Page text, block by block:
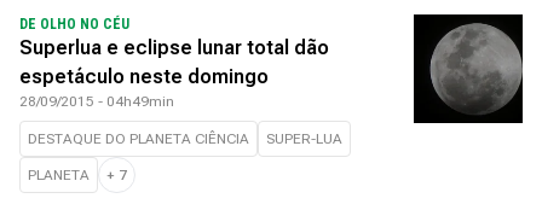
DE OLHO NO CÉU
Superlua e eclipse lunar total dão
espetáculo neste domingo
28/09/2015 - 04h49min
DESTAQUE DO PLANETA CIÊNCIA SUPER-LUA
PLANETA + 7